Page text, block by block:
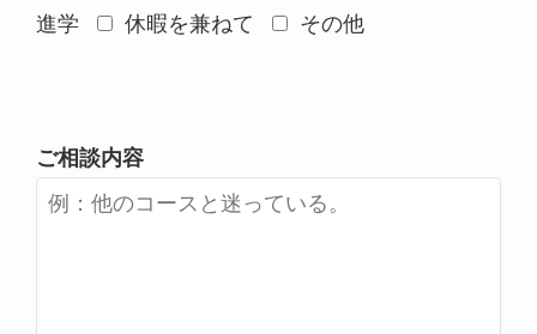
進学
休暇を兼ねて その他
ご相談内容